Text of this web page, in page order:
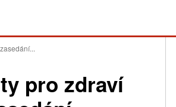
pro zdraví